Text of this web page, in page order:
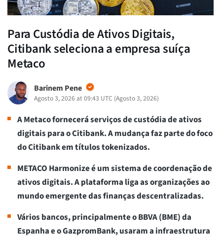
Para Custódia de Ativos Digitais,
Citibank seleciona a empresa suíça
Metaco
Barinem Pene
Agosto 3, 2026 at 09:43 UTC (Agosto 3, 2026)
A Metaco fornecerá serviços de custódia de ativos
digitais para o Citibank. A mudança faz parte do foco
do Citibank em títulos tokenizados.
METACO Harmonize é um sistema de coordenação de
ativos digitais. A plataforma liga as organizações ao
mundo emergente das finanças descentralizadas.
Vários bancos, principalmente o BBVA (BME) da
Espanha e o GazpromBank, usaram a infraestrutura